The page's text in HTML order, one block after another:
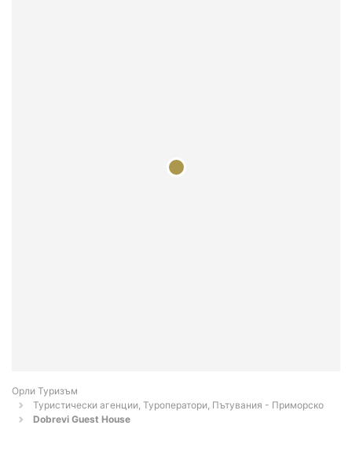
Орли Туризъм
Туристически агенции, Туроператори, Пътувания - Приморско
Dobrevi Guest House